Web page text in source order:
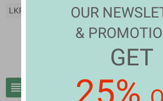
LKR Rs
view_headline
OUR
&
GET
25%